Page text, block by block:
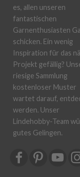
es, allen unseren
fantastischen
Garnenthusiasten
schicken. Ein wenig
Inspiration für das
Projekt gefällig?
riesige Sammlung
kostenloser Muster
wartet darauf,
werden. Unser
Lindehobby-Team
gutes Gelingen.